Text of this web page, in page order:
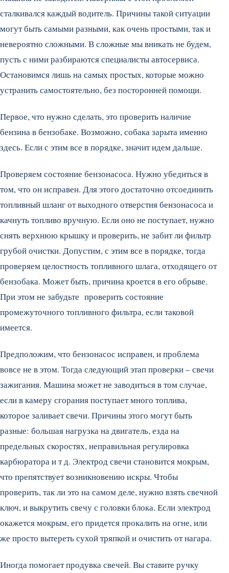
сталкивался каждый водитель. Причины такой ситуации
могут быть самыми разными, как очень простыми, так и
невероятно сложными. В сложные мы вникать не будем,
пусть с ними разбираются специалисты автосервиса.
Остановимся лишь на самых простых, которые можно
устранить самостоятельно, без посторонней помощи.
Первое, что нужно сделать, это проверить наличие
бензина в бензобаке. Возможно, собака зарыта именно
здесь. Если с этим все в порядке, значит идем дальше.
Проверяем состояние бензонасоса. Нужно убедиться в
том, что он исправен. Для этого достаточно отсоединить
топливный шланг от выходного отверстия бензонасоса и
качнуть топливо вручную. Если оно не поступает, нужно
снять верхнюю крышку и проверить, не забит ли фильтр
грубой очистки. Допустим, с этим все в порядке, тогда
проверяем целостность топливного шлага, отходящего от
бензобака. Может быть, причина кроется в его обрыве.
При этом не забудьте проверить состояние
промежуточного топливного фильтра, если таковой
имеется.
Предположим, что бензонасос исправен, и проблема
вовсе не в этом. Тогда следующий этап проверки – свечи
зажигания. Машина может не заводиться в том случае,
если в камеру сгорания поступает много топлива,
которое заливает свечи. Причины этого могут быть
разные: большая нагрузка на двигатель, езда на
предельных скоростях, неправильная регулировка
карбюратора и т д. Электрод свечи становится мокрым,
что препятствует возникновению искры. Чтобы
проверить, так ли это на самом деле, нужно взять свечной
ключ, и выкрутить свечу с головки блока. Если электрод
окажется мокрым, его придется прокалить на огне, или
же просто вытереть сухой тряпкой и очистить от нагара.
Иногда помогает продувка свечей. Вы ставите ручку